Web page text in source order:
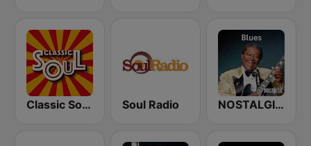
Classic Soul Radio Soul Radio NOSTALGIE BLUES